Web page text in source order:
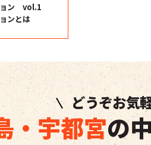
ョン vol.1
ンとは
どうぞお気
・宇都宮の